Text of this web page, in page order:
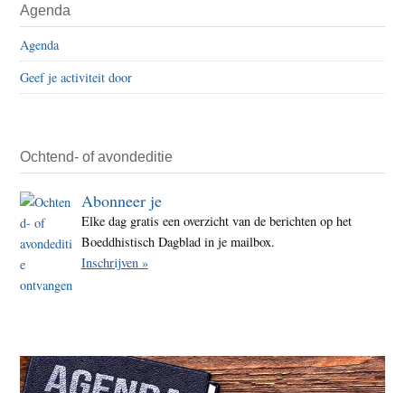
Agenda
Agenda
Geef je activiteit door
Ochtend- of avondeditie
Abonneer je
Elke dag gratis een overzicht van de berichten op het
Boeddhistisch Dagblad in je mailbox.
Inschrijven »